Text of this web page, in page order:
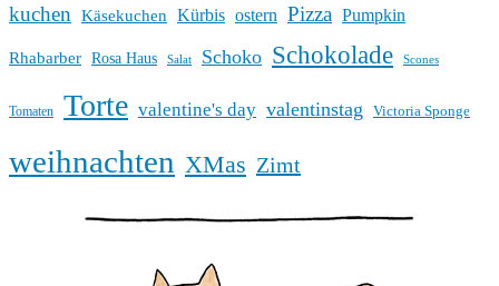
kuchen Käsekuchen Kürbis ostern Pizza Pumpkin
Rhabarber Rosa Haus Salat Schoko Schokolade Scones
Tomaten Torte valentine's day valentinstag Victoria Sponge
weihnachten XMas Zimt